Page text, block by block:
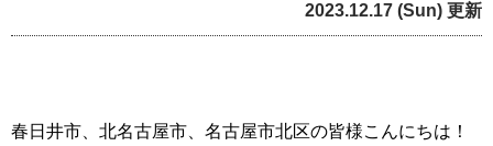
2023.12.17 (Sun) 更新
春日井市、北名古屋市、名古屋市北区の皆様こんにちは！